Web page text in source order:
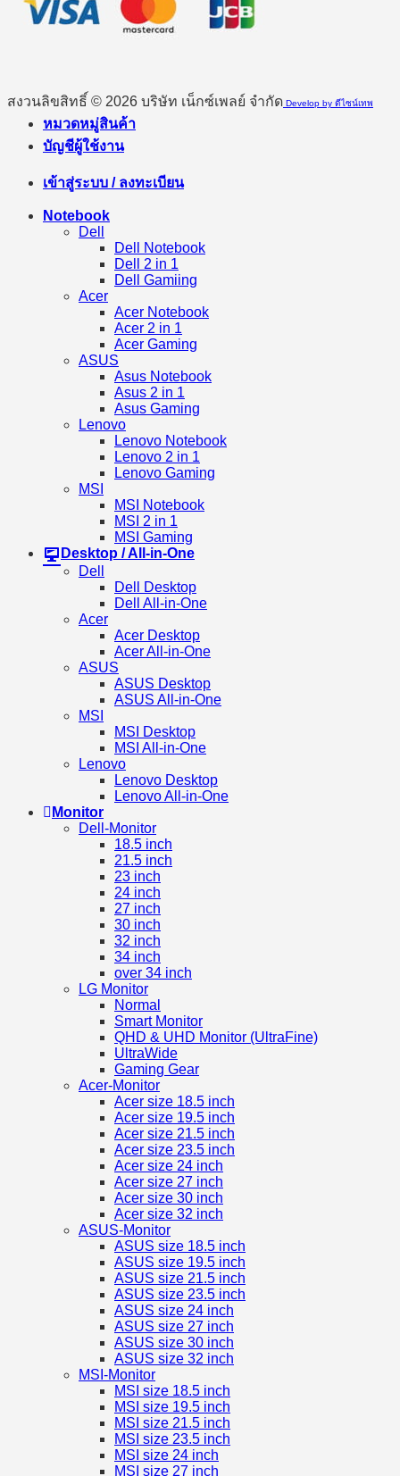
สงวนลิขสิทธิ์ © 2026 บริษัท เน็กซ์เพลย์ จำกัด Develop by ดีไซน์เทพ
หมวดหมู่สินค้า
บัญชีผู้ใช้งาน
เข้าสู่ระบบ / ลงทะเบียน
Notebook
Dell
Dell Notebook
Dell 2 in 1
Dell Gamiing
Acer
Acer Notebook
Acer 2 in 1
Acer Gaming
ASUS
Asus Notebook
Asus 2 in 1
Asus Gaming
Lenovo
Lenovo Notebook
Lenovo 2 in 1
Lenovo Gaming
MSI
MSI Notebook
MSI 2 in 1
MSI Gaming
Desktop / All-in-One
Dell
Dell Desktop
Dell All-in-One
Acer
Acer Desktop
Acer All-in-One
ASUS
ASUS Desktop
ASUS All-in-One
MSI
MSI Desktop
MSI All-in-One
Lenovo
Lenovo Desktop
Lenovo All-in-One
Monitor
Dell-Monitor
18.5 inch
21.5 inch
23 inch
24 inch
27 inch
30 inch
32 inch
34 inch
over 34 inch
LG Monitor
Normal
Smart Monitor
QHD & UHD Monitor (UltraFine)
UltraWide
Gaming Gear
Acer-Monitor
Acer size 18.5 inch
Acer size 19.5 inch
Acer size 21.5 inch
Acer size 23.5 inch
Acer size 24 inch
Acer size 27 inch
Acer size 30 inch
Acer size 32 inch
ASUS-Monitor
ASUS size 18.5 inch
ASUS size 19.5 inch
ASUS size 21.5 inch
ASUS size 23.5 inch
ASUS size 24 inch
ASUS size 27 inch
ASUS size 30 inch
ASUS size 32 inch
MSI-Monitor
MSI size 18.5 inch
MSI size 19.5 inch
MSI size 21.5 inch
MSI size 23.5 inch
MSI size 24 inch
MSI size 27 inch